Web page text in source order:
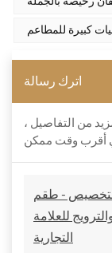
كبيرة للمطاعم
اترك رسالة
من التفاصيل ،
للتخصيص - طقم
للعلامة
التجارية